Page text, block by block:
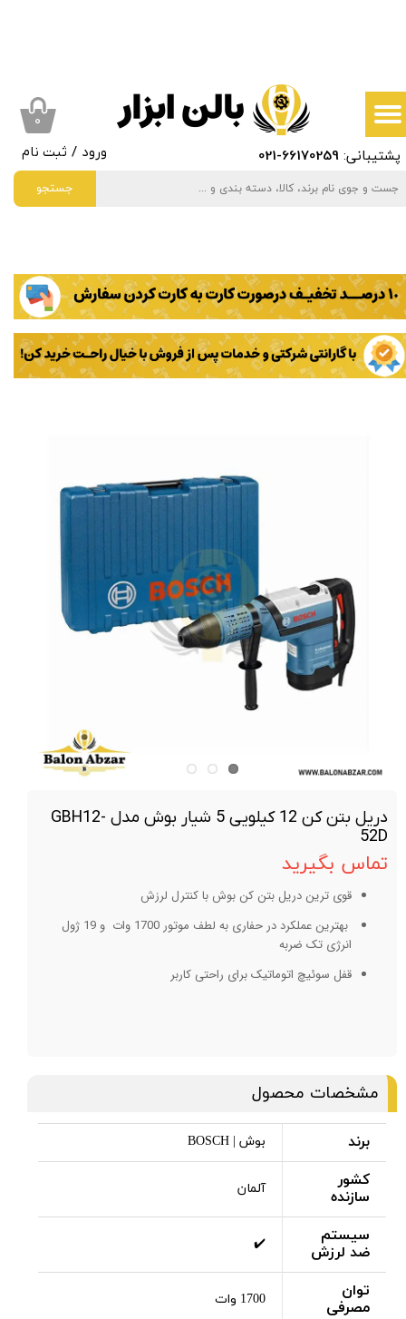
جستجو
پشتیبانی:66170259
-021 ورود / ثبت نام
سفارشات
خروج از حساب کاربری
۰
دریل بتن کن 12 کیلویی 5 شیار بوش مدل GBH12-
52D
تماس بگیرید
قوی ترین دریل بتن کن بوش با کنترل لرزش
بهترین عملکرد در حفاری به لطف موتور 1700 وات و 19 ژول
انرژی تک ضربه
قفل سوئیچ اتوماتیک برای راحتی کاربر
مشخصات محصول
برند بوش | BOSCH
کشور
سازنده
آلمان
سیستم
ضد لرزش
✔️
توان
مصرفی
1700 وات